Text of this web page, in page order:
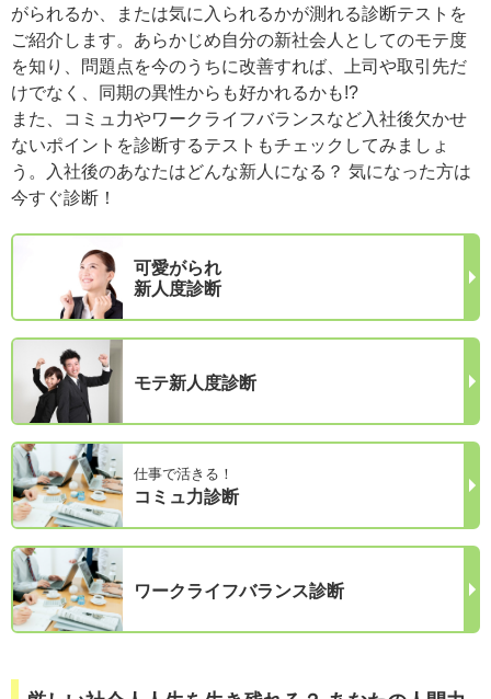
がられるか、または気に入られるかが測れる診断テストを
ご紹介します。あらかじめ自分の新社会人としてのモテ度
を知り、問題点を今のうちに改善すれば、上司や取引先だ
けでなく、同期の異性からも好かれるかも!?
また、コミュ力やワークライフバランスなど入社後欠かせ
ないポイントを診断するテストもチェックしてみましょ
う。入社後のあなたはどんな新人になる？ 気になった方は
今すぐ診断！
可愛がられ
新人度診断
モテ新人度診断
仕事で活きる！
コミュ力診断
ワークライフバランス診断